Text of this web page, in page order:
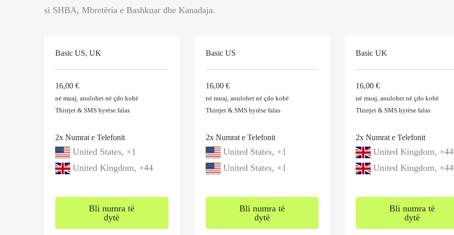
si SHBA, Mbretëria e Bashkuar dhe Kanadaja.
Basic US, UK
16,00 €
në muaj, anulohet në çdo kohë
Thirrjet & SMS hyrëse falas
2x Numrat e Telefonit
United States, +1
United Kingdom, +44
Bli numra të
dytë
Basic US
16,00 €
në muaj, anulohet në çdo kohë
Thirrjet & SMS hyrësefalas
2x Numrat e Telefonit
United States, +1
United States, +1
Bli numra të
dytë
Basic UK
16,00 €
në muaj, anulohet në çdo kohë
Thirrjet & SMS hyrëse falas
2x Numrat e Telefonit
United Kingdom, +44
United Kingdom, +44
Bli numra të
dytë